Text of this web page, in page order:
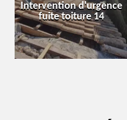
Intervention d'urgence
fuite toiture 14